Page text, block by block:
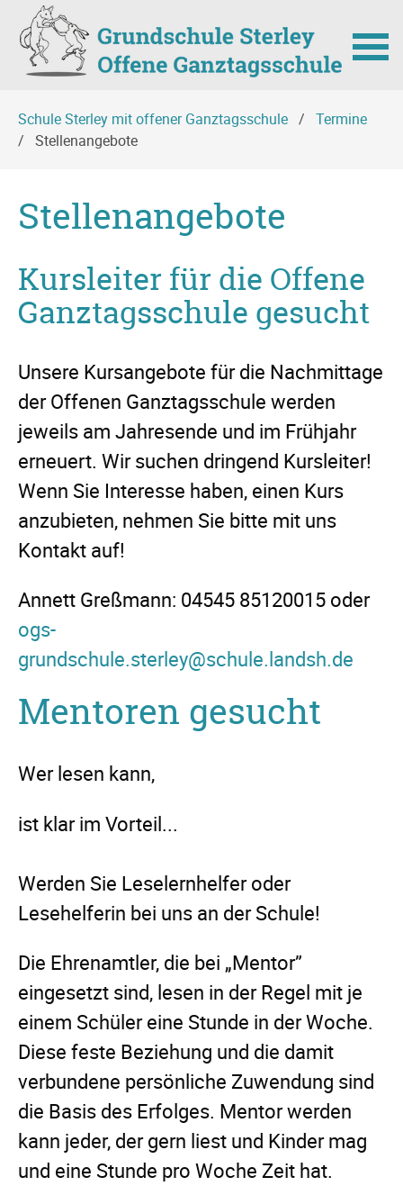
überspringen
Schule Sterley mit offener Ganztagsschule
Termine
Stellenangebote
Stellenangebote
Kursleiter für die Offene
Ganztagsschule gesucht
Unsere Kursangebote für die Nachmittage
der Offenen Ganztagsschule werden
jeweils am Jahresende und im Frühjahr
erneuert. Wir suchen dringend Kursleiter!
Wenn Sie Interesse haben, einen Kurs
anzubieten, nehmen Sie bitte mit uns
Kontakt auf!
Annett Greßmann: 04545 85120015 oder
ogs-
grundschule.sterley@schule.landsh.de
Mentoren gesucht
Wer lesen kann,
ist klar im Vorteil...
Werden Sie Leselernhelfer oder
Lesehelferin bei uns an der Schule!
Die Ehrenamtler, die bei „Mentor”
eingesetzt sind, lesen in der Regel mit je
einem Schüler eine Stunde in der Woche.
Diese feste Beziehung und die damit
verbundene persönliche Zuwendung sind
die Basis des Erfolges. Mentor werden
kann jeder, der gern liest und Kinder mag
und eine Stunde pro Woche Zeit hat.